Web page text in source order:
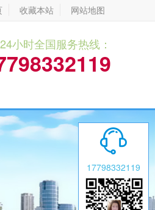
收藏本站 网站地图
24小时全国服务热线：

17798332119